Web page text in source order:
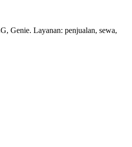
Genie. Layanan: penjualan, sewa,